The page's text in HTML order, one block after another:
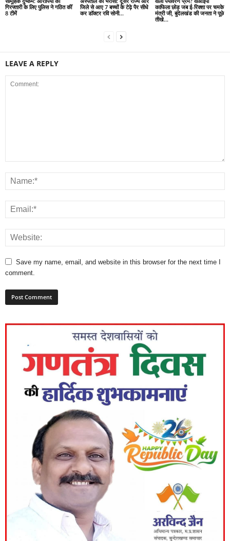
गिरफ्तारी के लिए पुलिस ने गठित कीं
8 टीमें
जिले से आए 7 बच्चों के टेढ़े पैर सीधे
कर डॉक्टर रवि सोनी...
काफिला छोड़ जब ई-रिक्शा पर चमके
मंत्री जी, बुंदेलखंड की जनता ने पूछे
तीखे...
LEAVE A REPLY
Save my name, email, and website in this browser for the next time I
comment.